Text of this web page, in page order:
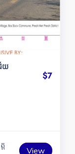
យ
$7
View